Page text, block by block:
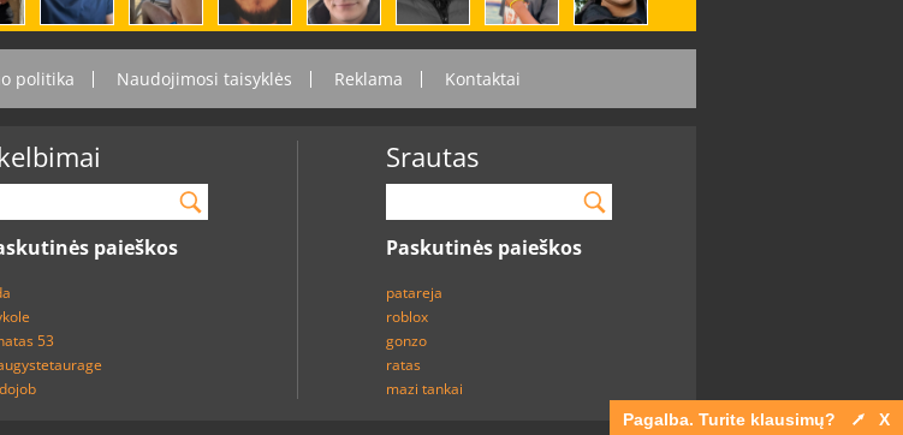
politika Naudojimosi taisyklės Reklama Kontaktai
paieškos
53
Srautas
Paskutinės paieškos
patareja
roblox
gonzo
ratas
mazi tankai
Pagalba. Turite klausimų? X